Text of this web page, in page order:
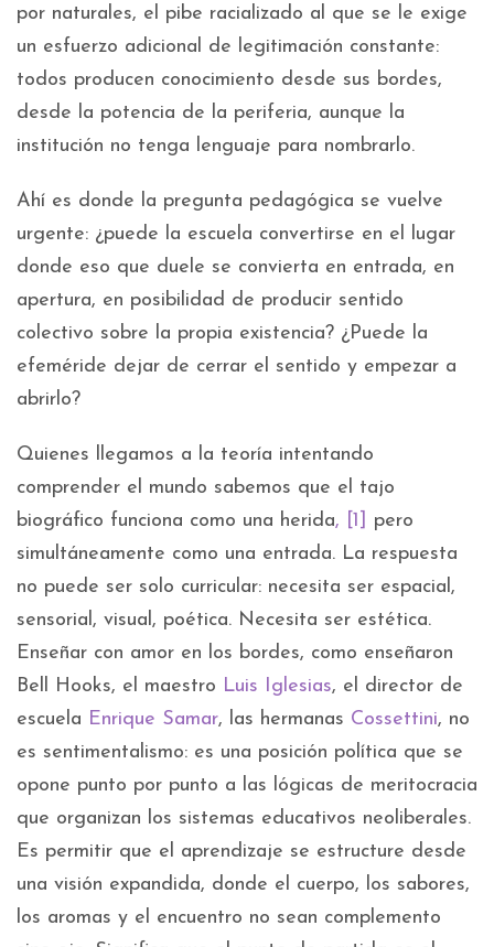
por naturales, el pibe racializado al que se le exige
un esfuerzo adicional de legitimación constante:
todos producen conocimiento desde sus bordes,
desde la potencia de la periferia, aunque la
institución no tenga lenguaje para nombrarlo.
Ahí es donde la pregunta pedagógica se vuelve
urgente: ¿puede la escuela convertirse en el lugar
donde eso que duele se convierta en entrada, en
apertura, en posibilidad de producir sentido
colectivo sobre la propia existencia? ¿Puede la
efeméride dejar de cerrar el sentido y empezar a
abrirlo?
Quienes llegamos a la teoría intentando
comprender el mundo sabemos que el tajo
biográfico funciona como una herida, [1]
pero
simultáneamente como una entrada. La respuesta
no puede ser solo curricular: necesita ser espacial,
sensorial, visual, poética. Necesita ser estética.
Enseñar con amor en los bordes, como enseñaron
Bell Hooks, el maestro Luis Iglesias, el director de
escuela Enrique Samar, las hermanas Cossettini, no
es sentimentalismo: es una posición política que se
opone punto por punto a las lógicas de meritocracia
que organizan los sistemas educativos neoliberales.
Es permitir que el aprendizaje se estructure desde
una visión expandida, donde el cuerpo, los sabores,
los aromas y el encuentro no sean complemento